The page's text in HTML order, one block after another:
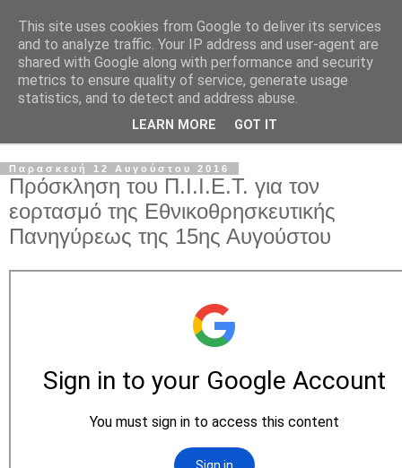
Παρασκευή 12 Αυγούστου 2016
Πρόσκληση του Π.Ι.Ι.Ε.Τ. για τον
εορτασμό της Εθνικοθρησκευτικής
Πανηγύρεως της 15ης Αυγούστου
This site uses cookies from Google to deliver its services
and to analyze traffic. Your IP address and user-agent are
shared with Google along with performance and security
metrics to ensure quality of service, generate usage
statistics, and to detect and address abuse.
LEARN MORE GOT IT